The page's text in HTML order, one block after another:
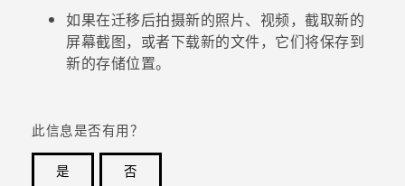
如果在迁移后拍摄新的照片、视频，截取新的
屏幕截图，或者下载新的文件，它们将保存到
新的存储位置。
此信息是否有用？
是
否